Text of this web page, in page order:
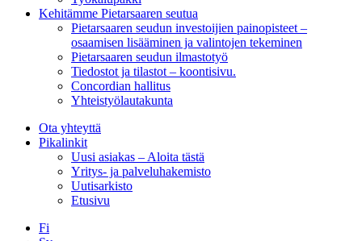
Kehitämme Pietarsaaren seutua
Pietarsaaren seudun investoijien painopisteet –
osaamisen lisääminen ja valintojen tekeminen
Pietarsaaren seudun ilmastotyö
Tiedostot ja tilastot – koontisivu.
Concordian hallitus
Yhteistyölautakunta
Ota yhteyttä
Pikalinkit
Uusi asiakas – Aloita tästä
Yritys- ja palveluhakemisto
Uutisarkisto
Etusivu
Fi